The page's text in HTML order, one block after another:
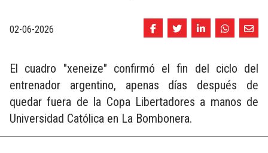
02-06-2026
El cuadro "xeneize" confirmó el fin del ciclo del
entrenador argentino, apenas días después de
quedar fuera de la Copa Libertadores a manos de
Universidad Católica en La Bombonera.